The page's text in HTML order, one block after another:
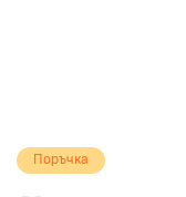
Поръчка